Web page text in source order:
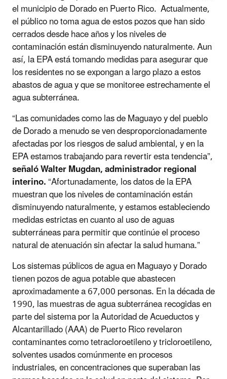
el municipio de Dorado en Puerto Rico. Actualmente,
el público no toma agua de estos pozos que han sido
cerrados desde hace años y los niveles de
contaminación están disminuyendo naturalmente. Aun
así, la EPA está tomando medidas para asegurar que
los residentes no se expongan a largo plazo a estos
abastos de agua y que se monitoree estrechamente el
agua subterránea.
“Las comunidades como las de Maguayo y del pueblo
de Dorado a menudo se ven desproporcionadamente
afectadas por los riesgos de salud ambiental, y en la
EPA estamos trabajando para revertir esta tendencia”,
señaló Walter Mugdan, administrador regional
interino.“Afortunadamente, los datos de la EPA
muestran que los niveles de contaminación están
disminuyendo naturalmente, y estamos estableciendo
medidas estrictas en cuanto al uso de aguas
subterráneas para permitir que continúe el proceso
natural de atenuación sin afectar la salud humana.”
Los sistemas públicos de agua en Maguayo y Dorado
tienen pozos de agua potable que abastecen
aproximadamente a 67,000 personas.En la década de
1990, las muestras de agua subterránea recogidas en
parte del sistema por la Autoridad de Acueductos y
Alcantarillado (AAA) de Puerto Rico revelaron
contaminantes como tetracloroetileno y tricloroetileno,
solventes usados comúnmente en procesos
industriales, en concentraciones que superaban las